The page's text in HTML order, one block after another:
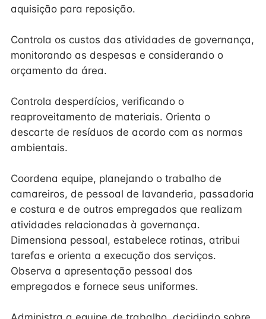
aquisição para reposição.
Controla os custos das atividades de governança,
monitorando as despesas e considerando o
orçamento da área.
Controla desperdícios, verificando o
reaproveitamento de materiais. Orienta o
descarte de resíduos de acordo com as normas
ambientais.
Coordena equipe, planejando o trabalho de
camareiros, de pessoal de lavanderia, passadoria
e costura e de outros empregados que realizam
atividades relacionadas à governança.
Dimensiona pessoal, estabelece rotinas, atribui
tarefas e orienta a execução dos serviços.
Observa a apresentação pessoal dos
empregados e fornece seus uniformes.